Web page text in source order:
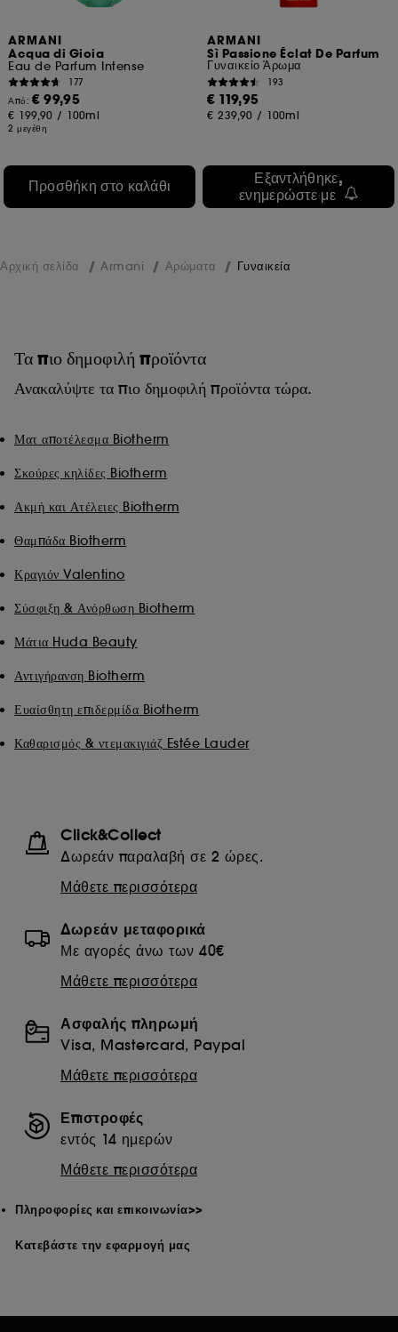
ARMANI
Acqua di Gioia
Eau de Parfum Intense
177
Από:€ 99,95
€ 199,90 / 100ml
2 μεγέθη
Προσθήκη στο καλάθι
ARMANI
Sì Passione Éclat De Parfum
Γυναικείο Άρωμα
193
€ 119,95
€ 239,90 / 100ml
Εξαντλήθηκε,
ενημερώστε με
Αρχική σελίδα Armani Αρώματα Γυναικεία
Τα πιο δημοφιλή προϊόντα
Ανακαλύψτε τα πιο δημοφιλή προϊόντα τώρα.
Ματ αποτέλεσμα Biotherm
Σκούρες κηλίδες Biotherm
Ακμή και Ατέλειες Biotherm
Θαμπάδα Biotherm
Κραγιόν Valentino
Σύσφιξη & Ανόρθωση Biotherm
Μάτια Huda Beauty
Αντιγήρανση Biotherm
Ευαίσθητη επιδερμίδα Biotherm
Καθαρισμός & ντεμακιγιάζ Estée Lauder
Click&Collect
Δωρεάν παραλαβή σε 2 ώρες.
Μάθετε περισσότερα
Δωρεάν μεταφορικά
Με αγορές άνω των 40€
Μάθετε περισσότερα
Ασφαλής πληρωμή
Visa, Mastercard, Paypal
Μάθετε περισσότερα
Επιστροφές
εντός 14 ημερών
Μάθετε περισσότερα
Πληροφορίες και επικοινωνία>>
Κατεβάστε την εφαρμογή μας